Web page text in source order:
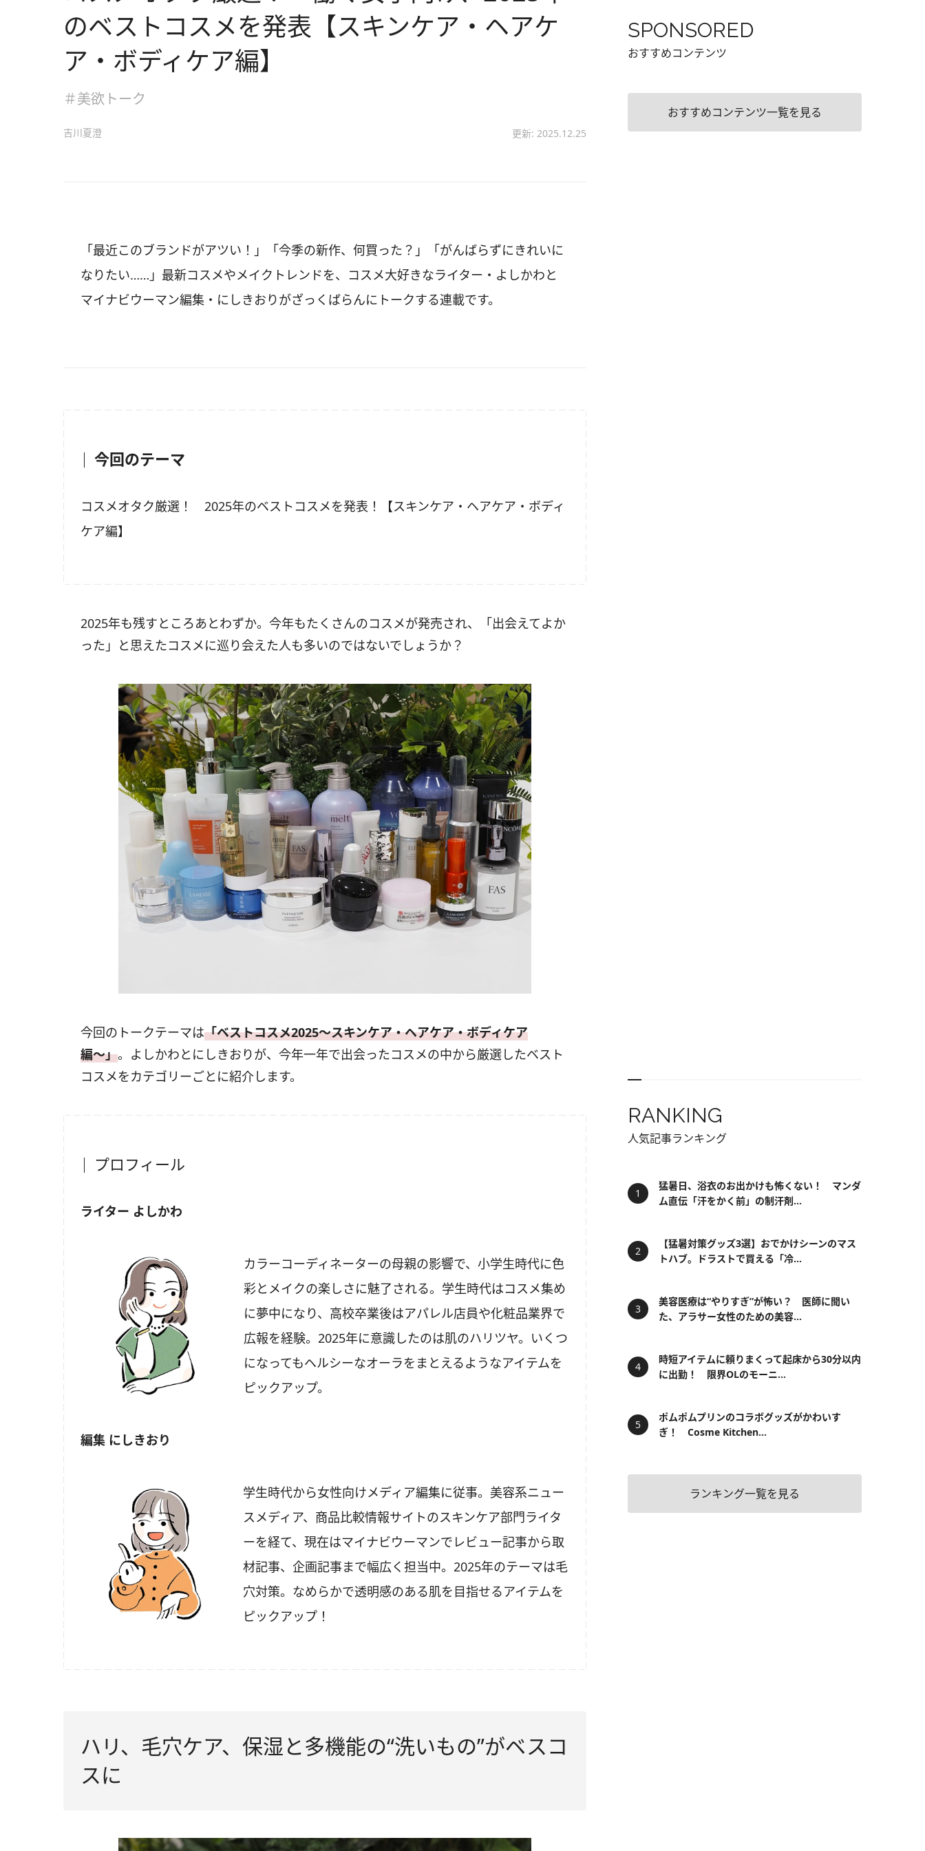
のベストコスメを発表【スキンケア・ヘアケ
ア・ボディケア編】
＃美欲トーク
吉川夏澄 更新: 2025.12.25
「最近このブランドがアツい！」「今季の新作、何買った？」「がんばらずにきれいに
なりたい……」最新コスメやメイクトレンドを、コスメ大好きなライター・よしかわと
マイナビウーマン編集・にしきおりがざっくばらんにトークする連載です。
今回のテーマ
コスメオタク厳選！ 2025年のベストコスメを発表！【スキンケア・ヘアケア・ボディ
ケア編】
2025年も残すところあとわずか。今年もたくさんのコスメが発売され、「出会えてよか
った」と思えたコスメに巡り会えた人も多いのではないでしょうか？
今回のトークテーマは「ベストコスメ2025〜スキンケア・ヘアケア・ボディケア
編〜」。よしかわとにしきおりが、今年一年で出会ったコスメの中から厳選したベスト
コスメをカテゴリーごとに紹介します。
プロフィール
ライター よしかわ
カラーコーディネーターの母親の影響で、小学生時代に色
彩とメイクの楽しさに魅了される。学生時代はコスメ集め
に夢中になり、高校卒業後はアパレル店員や化粧品業界で
広報を経験。2025年に意識したのは肌のハリツヤ。いくつ
になってもヘルシーなオーラをまとえるようなアイテムを
ピックアップ。
編集 にしきおり
学生時代から女性向けメディア編集に従事。美容系ニュー
スメディア、商品比較情報サイトのスキンケア部門ライタ
ーを経て、現在はマイナビウーマンでレビュー記事から取
材記事、企画記事まで幅広く担当中。2025年のテーマは毛
穴対策。なめらかで透明感のある肌を目指せるアイテムを
ピックアップ！
ハリ、毛穴ケア、保湿と多機能の“洗いもの”がベスコ
スに
SPONSORED
おすすめコンテンツ
おすすめコンテンツ一覧を見る
RANKING
人気記事ランキング
猛暑日、浴衣のお出かけも怖くない！ マンダ
ム直伝「汗をかく前」の制汗剤...
【猛暑対策グッズ3選】おでかけシーンのマス
トハブ。ドラストで買える「冷...
美容医療は“やりすぎ”が怖い？ 医師に聞い
た、アラサー女性のための美容...
時短アイテムに頼りまくって起床から30分以内
に出勤！ 限界OLのモーニ...
ポムポムプリンのコラボグッズがかわいす
ぎ！ Cosme Kitchen...
ランキング一覧を見る